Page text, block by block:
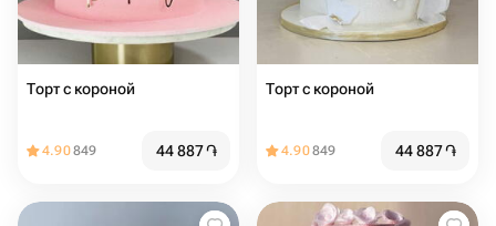
Торт с короной
4.90849 44 887֏
Торт с короной
4.90849 44 887֏